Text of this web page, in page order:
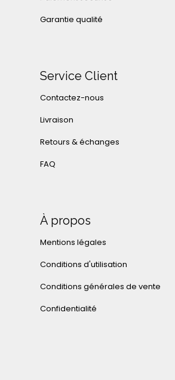
Garantie qualité
Service Client
Contactez-nous
Livraison
Retours & échanges
FAQ
À propos
Mentions légales
Conditions d'utilisation
Conditions générales de vente
Confidentialité